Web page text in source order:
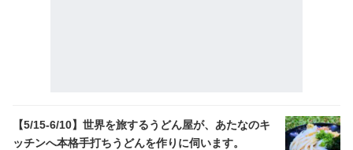
【5/15-6/10】世界を旅するうどん屋が、あたなのキ
ッチンへ本格手打ちうどんを作りに伺います。